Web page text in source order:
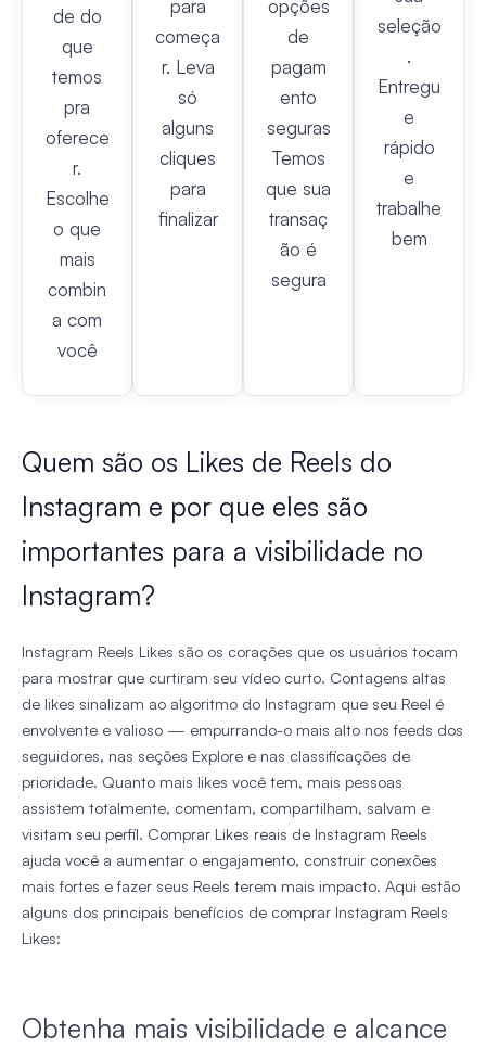
de do
que
temos
pra
oferece
r.
Escolhe
o que
mais
combin
a com
você
para
começa
r. Leva
só
alguns
cliques
para
finalizar
opções
de
pagam
ento
seguras
Temos
que sua
transaç
ão é
segura
seleção
.
Entregu
e
rápido
e
trabalhe
bem
Quem são os Likes de Reels do
Instagram e por que eles são
importantes para a visibilidade no
Instagram?
Instagram Reels Likes são os corações que os usuários tocam
para mostrar que curtiram seu vídeo curto. Contagens altas
de likes sinalizam ao algoritmo do Instagram que seu Reel é
envolvente e valioso — empurrando-o mais alto nos feeds dos
seguidores, nas seções Explore e nas classificações de
prioridade. Quanto mais likes você tem, mais pessoas
assistem totalmente, comentam, compartilham, salvam e
visitam seu perfil. Comprar Likes reais de Instagram Reels
ajuda você a aumentar o engajamento, construir conexões
mais fortes e fazer seus Reels terem mais impacto. Aqui estão
alguns dos principais benefícios de comprar Instagram Reels
Likes:
Obtenha mais visibilidade e alcance